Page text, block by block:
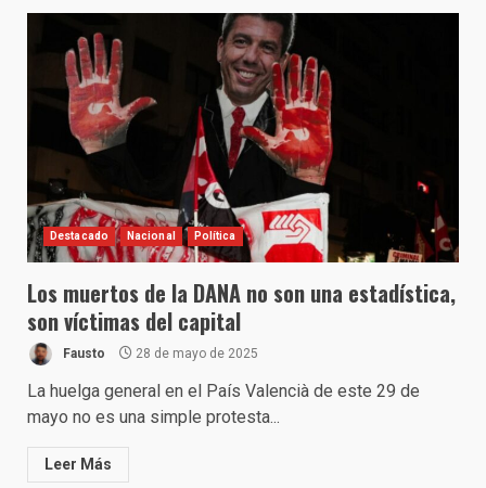
Destacado Nacional Política
Los muertos de la DANA no son una estadística,
son víctimas del capital
Fausto 28 de mayo de 2025
La huelga general en el País Valencià de este 29 de
mayo no es una simple protesta...
Leer Más